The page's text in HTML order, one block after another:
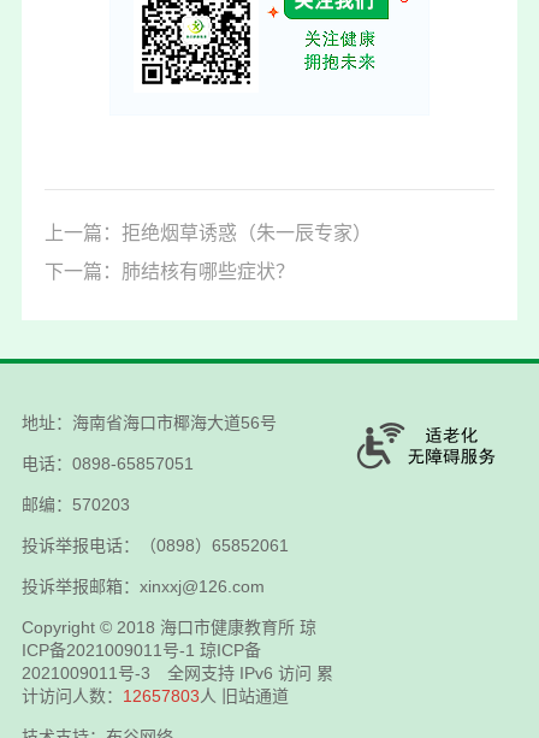
上一篇：拒绝烟草诱惑（朱一辰专家）
下一篇：肺结核有哪些症状？
地址：海南省海口市椰海大道56号
电话：0898-65857051
邮编：570203
投诉举报电话：（0898）65852061
投诉举报邮箱：xinxxj@126.com
Copyright © 2018 海口市健康教育所 琼
ICP备2021009011号-1 琼ICP备
2021009011号-3 全网支持 IPv6 访问 累
计访问人数： 12657803人 旧站通道